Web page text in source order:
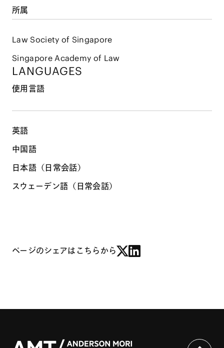
所属
Law Society of Singapore
Singapore Academy of Law
LANGUAGES
使用言語
英語
中国語
日本語（日常会話）
スウェーデン語（日常会話）
ページのシェアはこちらから